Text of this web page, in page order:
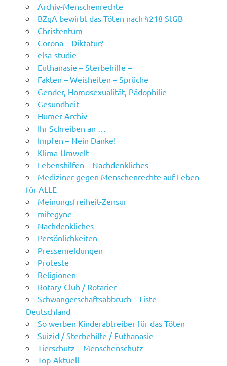
Archiv-Menschenrechte
BZgA bewirbt das Töten nach §218 StGB
Christentum
Corona – Diktatur?
elsa-studie
Euthanasie – Sterbehilfe –
Fakten – Weisheiten – Sprüche
Gender, Homosexualität, Pädophilie
Gesundheit
Humer-Archiv
Ihr Schreiben an …
Impfen – Nein Danke!
Klima-Umwelt
Lebenshilfen – Nachdenkliches
Mediziner gegen Menschenrechte auf Leben
für ALLE
Meinungsfreiheit-Zensur
mifegyne
Nachdenkliches
Persönlichkeiten
Pressemeldungen
Proteste
Religionen
Rotary-Club / Rotarier
Schwangerschaftsabbruch – Liste –
Deutschland
So werben Kinderabtreiber für das Töten
Suizid / Sterbehilfe / Euthanasie
Tierschutz – Menschenschutz
Top-Aktuell